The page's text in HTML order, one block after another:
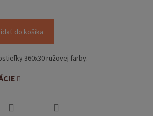
do košíka
360x30 ružovej farby.